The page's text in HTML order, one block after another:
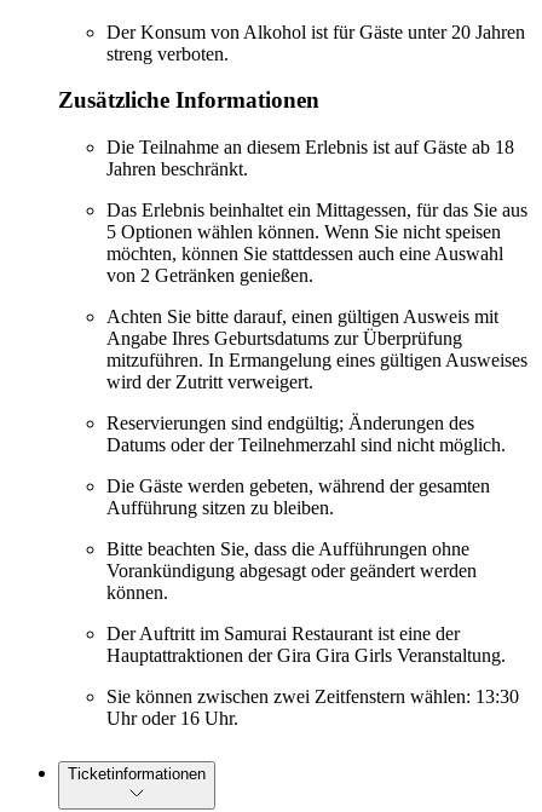
Der Konsum von Alkohol ist für Gäste unter 20 Jahren
streng verboten.
Zusätzliche Informationen
Die Teilnahme an diesem Erlebnis ist auf Gäste ab 18
Jahren beschränkt.
Das Erlebnis beinhaltet ein Mittagessen, für das Sie aus
5 Optionen wählen können. Wenn Sie nicht speisen
möchten, können Sie stattdessen auch eine Auswahl
von 2 Getränken genießen.
Achten Sie bitte darauf, einen gültigen Ausweis mit
Angabe Ihres Geburtsdatums zur Überprüfung
mitzuführen. In Ermangelung eines gültigen Ausweises
wird der Zutritt verweigert.
Reservierungen sind endgültig; Änderungen des
Datums oder der Teilnehmerzahl sind nicht möglich.
Die Gäste werden gebeten, während der gesamten
Aufführung sitzen zu bleiben.
Bitte beachten Sie, dass die Aufführungen ohne
Vorankündigung abgesagt oder geändert werden
können.
Der Auftritt im Samurai Restaurant ist eine der
Hauptattraktionen der Gira Gira Girls Veranstaltung.
Sie können zwischen zwei Zeitfenstern wählen: 13:30
Uhr oder 16 Uhr.
Ticketinformationen